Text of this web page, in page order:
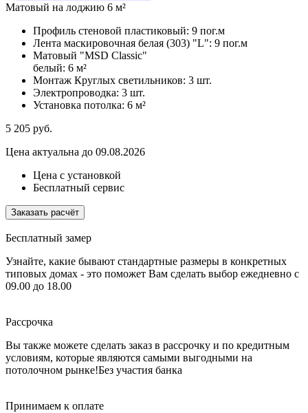
Матовый на лоджию 6 м²
Профиль стеновой пластиковый: 9 пог.м
Лента маскировочная белая (303) "L": 9 пог.м
Матовый "MSD Classic"
белый: 6 м²
Монтаж Круглых светильников: 3 шт.
Электропроводка: 3 шт.
Установка потолка: 6 м²
5 205 руб.
Цена актуальна до 09.08.2026
Цена с установкой
Бесплатный сервис
Заказать расчёт
Бесплатный замер
Узнайте, какие бывают стандартные размеры в конкретных
типовых домах - это поможет Вам сделать выбор ежедневно с
09.00 до 18.00
Рассрочка
Вы также можете сделать заказ в рассрочку и по кредитным
условиям, которые являются самыми выгодными на
потолочном рынке!Без участия банка
Принимаем к оплате